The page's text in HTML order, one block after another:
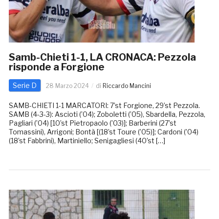
Samb-Chieti 1-1, LA CRONACA: Pezzola
risponde a Forgione
Serie D 28 Marzo 2024 di Riccardo Mancini
SAMB-CHIETI 1-1 MARCATORI: 7’st Forgione, 29’st Pezzola.
SAMB (4-3-3): Ascioti (’04); Zoboletti (’05), Sbardella, Pezzola,
Pagliari (’04) [10’st Pietropaolo (’03)]; Barberini (27’st
Tomassini), Arrigoni; Bontà [(18’st Toure (’05)]; Cardoni (’04)
(18’st Fabbrini), Martiniello; Senigagliesi (40’st […]